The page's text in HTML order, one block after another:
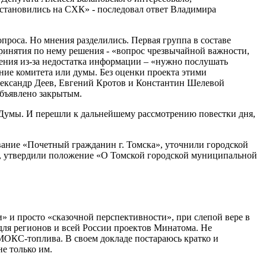
на СХК» - последовал ответ Владимира
Но мнения разделились. Первая группа в составе
по нему решения - «вопрос чрезвычайной важности,
из-за недостатка информации – «нужно послушать
комитета или думы. Без оценки проекта этими
Деев, Евгений Кротов и Константин Шелевой
закрытым.
И перешли к дальнейшему рассмотрению повестки дня,
«Почетный гражданин г. Томска», уточнили городской
положение «О Томской городской муниципальной
просто «сказочной перспективности», при слепой вере в
регионов и всей России проектов Минатома. Не
топлива. В своем докладе постараюсь кратко и
только им.